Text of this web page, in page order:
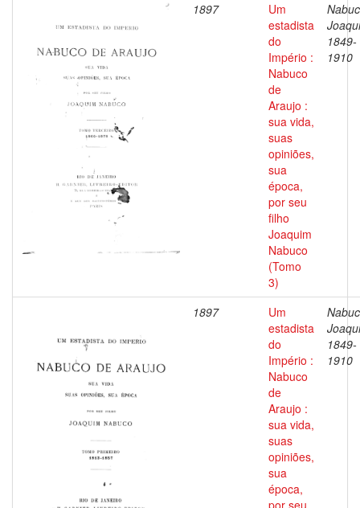
1897
Um
estadista
do
Império :
Nabuco
de
Araujo :
sua vida,
suas
opiniões,
sua
época,
por seu
filho
Joaquim
Nabuco
(Tomo
3)
1849-
1910
1897
Um
estadista
do
Império :
Nabuco
de
Araujo :
sua vida,
suas
opiniões,
sua
época,
por seu
1849-
1910